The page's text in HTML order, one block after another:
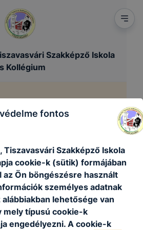
Szakképző Iskola
Kollégium
fontos
Tiszavasvári Szakképző Iskola
cookie-k (sütik) formájában
Ön böngészésre használt
személyes adatnak
lehetősége van
mely típusú cookie-k
engedélyezni. A cookie-k